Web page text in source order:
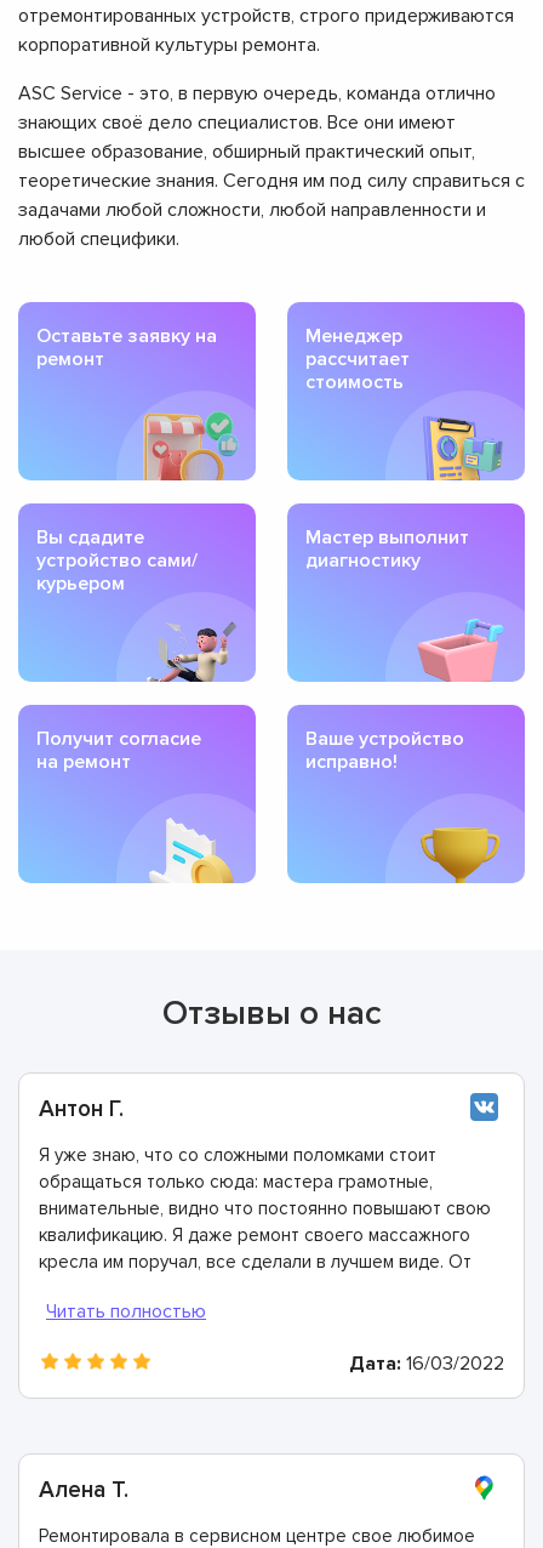
отремонтированных устройств, строго придерживаются
корпоративной культуры ремонта.
ASC Service - это, в первую очередь, команда отлично
знающих своё дело специалистов. Все они имеют
высшее образование, обширный практический опыт,
теоретические знания. Сегодня им под силу справиться с
задачами любой сложности, любой направленности и
любой специфики.
Оставьте заявку на
ремонт
Менеджер
рассчитает
стоимость
Вы сдадите
устройство сами/
курьером
Мастер выполнит
диагностику
Получит согласие
на ремонт
Ваше устройство
исправно!
Отзывы о нас
Антон Г.
Я уже знаю, что со сложными поломками стоит
обращаться только сюда: мастера грамотные,
внимательные, видно что постоянно повышают свою
квалификацию. Я даже ремонт своего массажного
кресла им поручал, все сделали в лучшем виде. От
Дата: 16/03/2022
Алена Т.
Ремонтировала в сервисном центре свое любимое